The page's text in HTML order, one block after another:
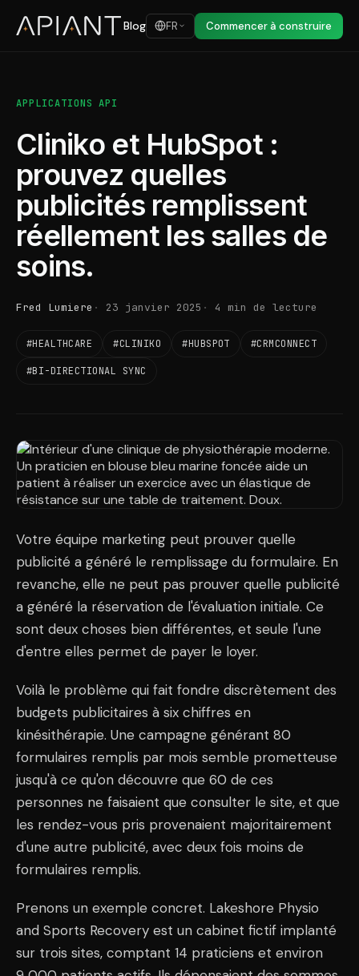
Blog FR Commencer à construire
APPLICATIONS API
Cliniko et HubSpot :
prouvez quelles
publicités remplissent
réellement les salles de
soins.
Fred Lumiere 23 janvier 2025 4 min de lecture
#HEALTHCARE #CLINIKO #HUBSPOT #CRMCONNECT
#BI-DIRECTIONAL SYNC
Votre équipe marketing peut prouver quelle
publicité a généré le remplissage du formulaire. En
revanche, elle ne peut pas prouver quelle publicité
a généré la réservation de l'évaluation initiale. Ce
sont deux choses bien différentes, et seule l'une
d'entre elles permet de payer le loyer.
Voilà le problème qui fait fondre discrètement des
budgets publicitaires à six chiffres en
kinésithérapie. Une campagne générant 80
formulaires remplis par mois semble prometteuse
jusqu'à ce qu'on découvre que 60 de ces
personnes ne faisaient que consulter le site, et que
les rendez-vous pris provenaient majoritairement
d'une autre publicité, avec deux fois moins de
formulaires remplis.
Prenons un exemple concret. Lakeshore Physio
and Sports Recovery est un cabinet fictif implanté
sur trois sites, comptant 14 praticiens et environ